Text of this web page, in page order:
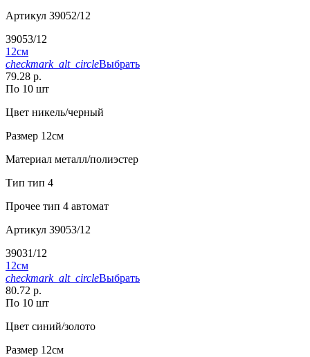
Артикул 39052/12
39053/12
12см
checkmark_alt_circleВыбрать
79.28 р.
По 10 шт
Цвет никель/черный
Размер 12см
Материал металл/полиэстер
Тип тип 4
Прочее тип 4 автомат
Артикул 39053/12
39031/12
12см
checkmark_alt_circleВыбрать
80.72 р.
По 10 шт
Цвет синий/золото
Размер 12см